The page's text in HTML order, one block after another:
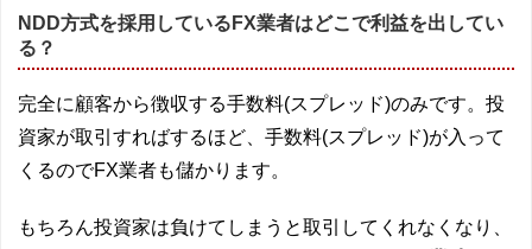
NDD方式を採用しているFX業者はどこで利益を出してい
る？
完全に顧客から徴収する手数料(スプレッド)のみです。投
資家が取引すればするほど、手数料(スプレッド)が入って
くるのでFX業者も儲かります。
もちろん投資家は負けてしまうと取引してくれなくなり、